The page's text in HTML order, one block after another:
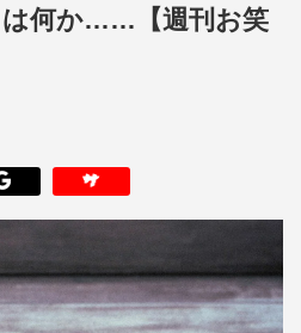
は何か……【週刊お笑